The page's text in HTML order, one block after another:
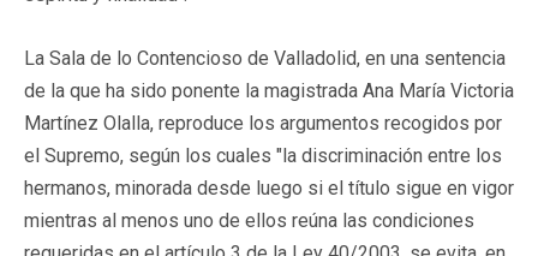
La Sala de lo Contencioso de Valladolid, en una sentencia
de la que ha sido ponente la magistrada Ana María Victoria
Martínez Olalla, reproduce los argumentos recogidos por
el Supremo, según los cuales "la discriminación entre los
hermanos, minorada desde luego si el título sigue en vigor
mientras al menos uno de ellos reúna las condiciones